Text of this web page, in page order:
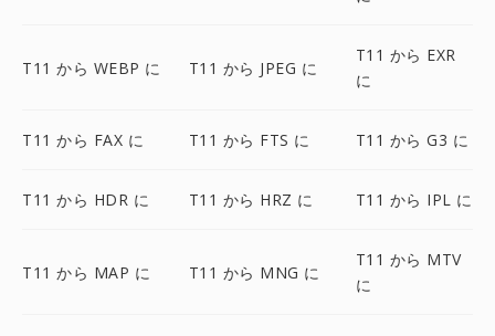
T11 から WEBP に T11 から JPEG に
T11 から EXR
に
T11 から FAX に T11 から FTS に T11 から G3 に
T11 から HDR に T11 から HRZ に T11 から IPL に
T11 から MAP に T11 から MNG に
T11 から MTV
に